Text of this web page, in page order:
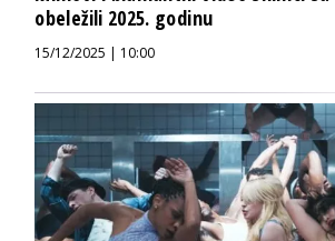
obeležili 2025. godinu
15/12/2025 | 10:00